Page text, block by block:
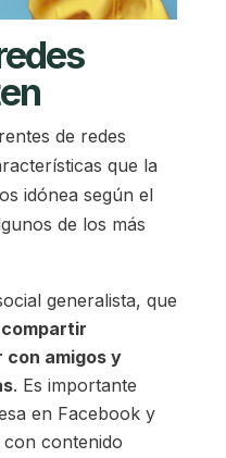
de redes
que la
idónea según el
de los más
generalista, que
amigos y
. Es importante
en Facebook y
contenido